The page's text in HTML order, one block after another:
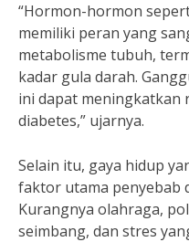
“Hormon-hormon
memiliki peran yang
metabolisme tubuh,
kadar gula darah.
ini dapat meningkatkan
diabetes,” ujarnya.
Selain itu, gaya hidup
faktor utama penyebab
Kurangnya olahraga,
seimbang, dan stres